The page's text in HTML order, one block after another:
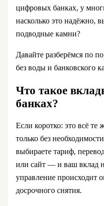
цифровых банках, у
насколько это надёжно,
подводные камни?
Давайте разберёмся по
без воды и банковского
Что такое
банках?
Если коротко: это всё те
только без
выбираете тариф,
или сайт — и ваш вклад
управление происходит
досрочного снятия.